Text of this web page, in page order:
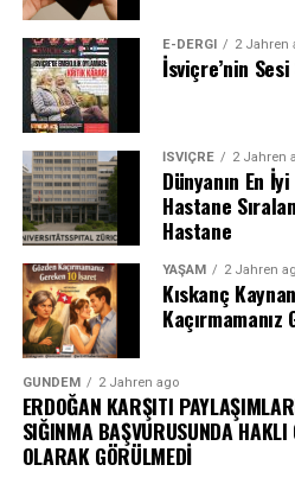
E-DERGI 2 Jahren
İsviçre’nin
İSVIÇRE 2 Jahren
Dünyanın En
Hastane
Hastane
YAŞAM 2 Jahren
Kıskanç
GÜNDEM 2 Jahren ago
ERDOĞAN KARŞITI
SIĞINMA BAŞVURUSUNDA HAKLI
OLARAK GÖRÜLMEDİ